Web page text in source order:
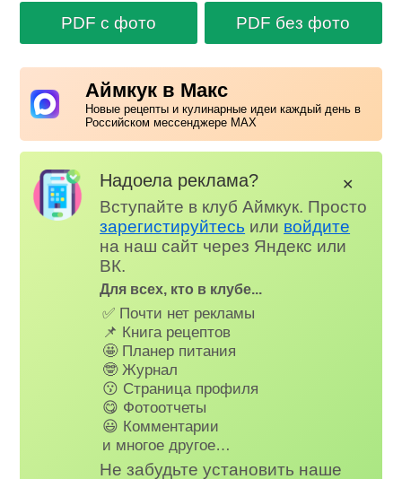
PDF с фото PDF без фото
Аймкук в Макс
Новые рецепты и кулинарные идеи каждый день в
Российском мессенджере MAX
Надоела реклама?
Вступайте в клуб Аймкук. Просто
зарегистируйтесь или войдите
на наш сайт через Яндекс или
ВК.
Для всех, кто в клубе...
✅ Почти нет рекламы
📌 Книга рецептов
🤩 Планер питания
🤓 Журнал
😗 Страница профиля
😋 Фотоотчеты
😃 Комментарии
и многое другое…
Не забудьте установить наше
✕